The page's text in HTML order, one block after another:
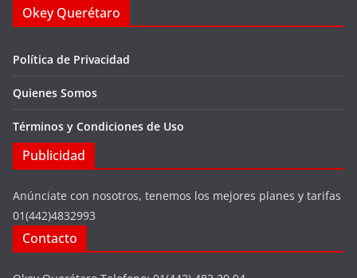
Okey Querétaro
Política de Privacidad
Quienes Somos
Términos y Condiciones de Uso
Publicidad
Anúnciate con nosotros, tenemos los mejores planes y tarifas
01(442)4832993
Contacto